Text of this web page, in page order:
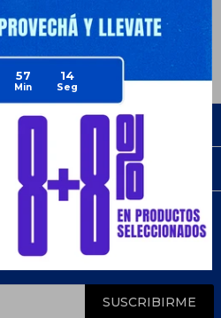
57 14
todas nuestras novedades!
SUSCRIBIRME